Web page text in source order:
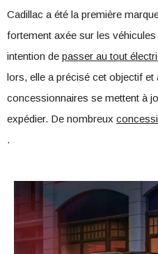
Cadillac a été la première
fortement axée sur les
intention de passer au tout
lors, elle a précisé cet objectif et
concessionnaires se mettent à
expédier. De nombreux
.